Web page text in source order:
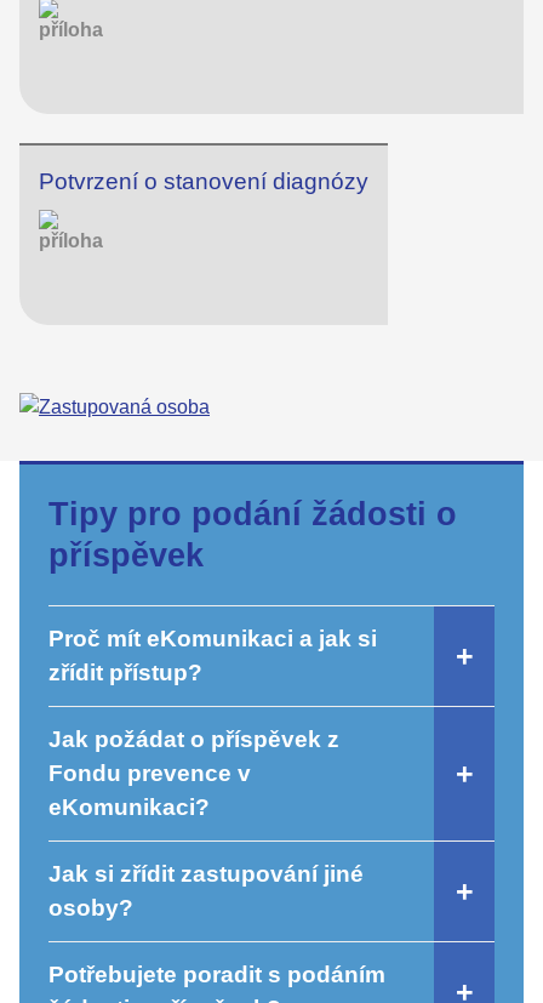
Potvrzení o stanovení diagnózy
Tipy pro podání žádosti o
příspěvek
Proč mít eKomunikaci a jak si
zřídit přístup?
Jak požádat o příspěvek z
Fondu prevence v
eKomunikaci?
Jak si zřídit zastupování jiné
osoby?
Potřebujete poradit s podáním